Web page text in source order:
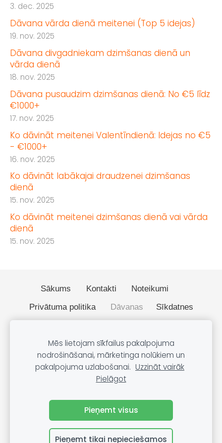
3. dec. 2025
Dāvana vārda dienā meitenei (Top 5 idejas)
19. nov. 2025
Dāvana divgadniekam dzimšanas dienā un
vārda dienā
18. nov. 2025
Dāvana pusaudzim dzimšanas dienā: No €5 līdz
€1000+
17. nov. 2025
Ko dāvināt meitenei Valentīndienā: Idejas no €5
- €1000+
16. nov. 2025
Ko dāvināt labākajai draudzenei dzimšanas
dienā
15. nov. 2025
Ko dāvināt meitenei dzimšanas dienā vai vārda
dienā
15. nov. 2025
Sākums Kontakti
Noteikumi
Privātuma politika
Dāvanas Sīkdatnes
🔒 Drošs SSL savienojums – jūsu dati ir aizsargāti.
Mēs lietojam sīkfailus pakalpojuma
nodrošināšanai, mārketinga nolūkiem un
pakalpojuma uzlabošanai. Uzzināt vairāk
Pielāgot
Pieņemt visus
Pieņemt tikai nepieciešamos